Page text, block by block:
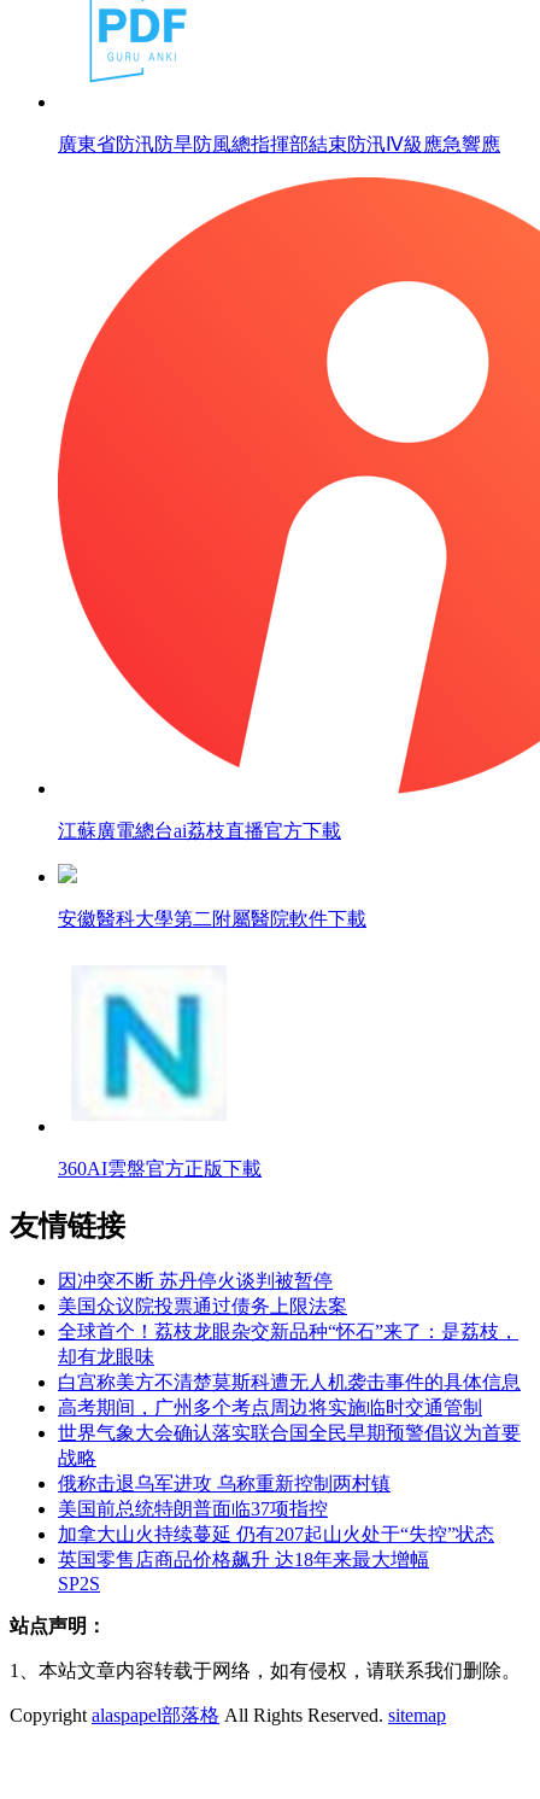
廣東省防汛防旱防風總指揮部結束防汛Ⅳ級應急響應
江蘇廣電總台ai荔枝直播官方下載
安徽醫科大學第二附屬醫院軟件下載
360AI雲盤官方正版下載
友情链接
因冲突不断 苏丹停火谈判被暂停
美国众议院投票通过债务上限法案
全球首个！荔枝龙眼杂交新品种“怀石”来了：是荔枝，
却有龙眼味
白宫称美方不清楚莫斯科遭无人机袭击事件的具体信息
高考期间，广州多个考点周边将实施临时交通管制
世界气象大会确认落实联合国全民早期预警倡议为首要
战略
俄称击退乌军进攻 乌称重新控制两村镇
美国前总统特朗普面临37项指控
加拿大山火持续蔓延 仍有207起山火处于“失控”状态
英国零售店商品价格飙升 达18年来最大增幅
SP2S
站点声明：
1、本站文章内容转载于网络，如有侵权，请联系我们删除。
Copyright alaspapel部落格 All Rights Reserved. sitemap